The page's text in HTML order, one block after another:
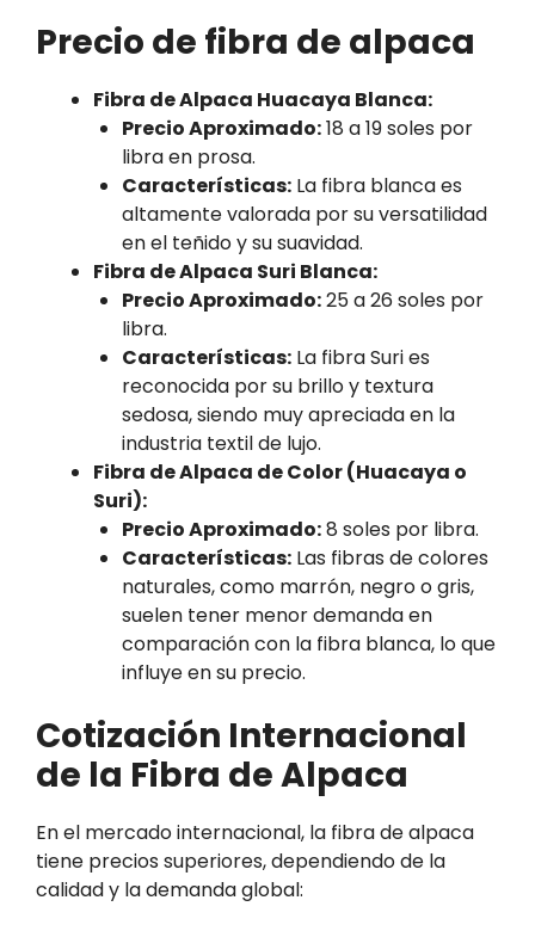
Precio de fibra de alpaca
Fibra de Alpaca Huacaya Blanca:
Precio Aproximado:18 a 19 soles por
libra en prosa.
Características: La fibra blanca es
altamente valorada por su versatilidad
en el teñido y su suavidad.
Fibra de Alpaca Suri Blanca:
Precio Aproximado:25 a 26 soles por
libra.
Características: La fibra Suri es
reconocida por su brillo y textura
sedosa, siendo muy apreciada en la
industria textil de lujo.
Fibra de Alpaca de Color (Huacaya o
Suri):
Precio Aproximado:8 soles por libra.
Características: Las fibras de colores
naturales, como marrón, negro o gris,
suelen tener menor demanda en
comparación con la fibra blanca, lo que
influye en su precio.
Cotización Internacional
de la Fibra de Alpaca
En el mercado internacional, la fibra de alpaca
tiene precios superiores, dependiendo de la
calidad y la demanda global: